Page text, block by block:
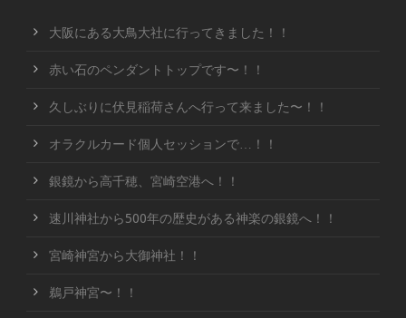
大阪にある大鳥大社に行ってきました！！
赤い石のペンダントトップです〜！！
久しぶりに伏見稲荷さんへ行って来ました〜！！
オラクルカード個人セッションで…！！
銀鏡から高千穂、宮崎空港へ！！
速川神社から500年の歴史がある神楽の銀鏡へ！！
宮崎神宮から大御神社！！
鵜戸神宮〜！！